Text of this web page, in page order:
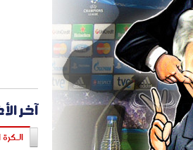
آخر
الـكرة